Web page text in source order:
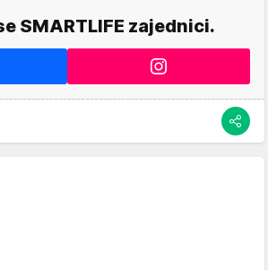
SMARTLIFE zajednici.